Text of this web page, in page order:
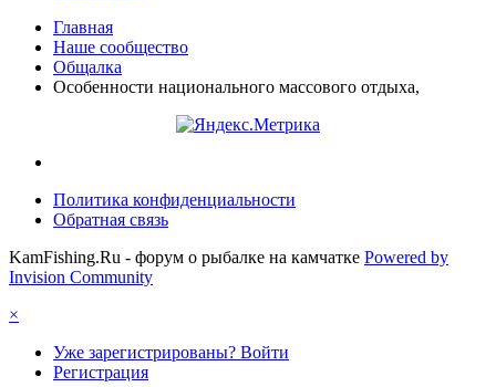
Главная
Наше сообщество
Общалка
Особенности национального массового отдыха,
Политика конфиденциальности
Обратная связь
KamFishing.Ru - форум о рыбалке на камчатке Powered by
Invision Community
×
Уже зарегистрированы? Войти
Регистрация